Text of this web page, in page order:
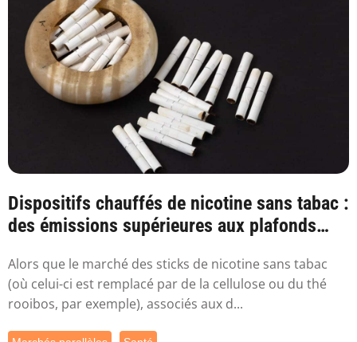
Dispositifs chauffés de nicotine sans tabac :
des émissions supérieures aux plafonds
Alors que le marché des sticks de nicotine sans tabac
(où celui-ci est remplacé par de la cellulose ou du thé
rooibos, par exemple), associés aux d...